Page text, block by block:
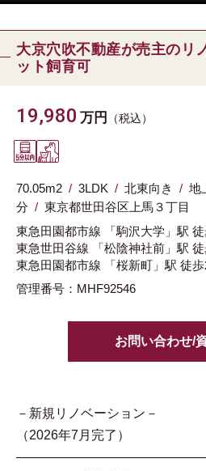
大京穴吹不動産が売主のリ
ット飼育可
19,980 万円 （税込）
70.05m2 3LDK 北東向き
地
分
東京都世田谷区 上馬３丁目
東急田園都市線
「駒沢大学」駅
東急世田谷線
「松陰神社前」駅
東急田園都市線
「桜新町」駅 徒
管理番号：MHF92546
お問い合わせ/
－新規リノベーション－
（2026年7月完了）